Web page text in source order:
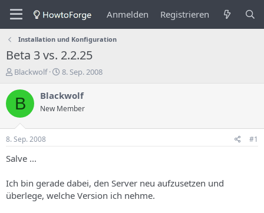
Anmelden Registrieren
Installation und Konfiguration
Beta 3 vs. 2.2.25
E
s
e
l
e
r
s
T
Blackwolf
E
s
e
d
a
8. Sep. 2008
B Blackwolf
New Member
8. Sep. 2008 #1
Salve ...
Ich bin gerade dabei, den Server neu aufzusetzen und
überlege, welche Version ich nehme.